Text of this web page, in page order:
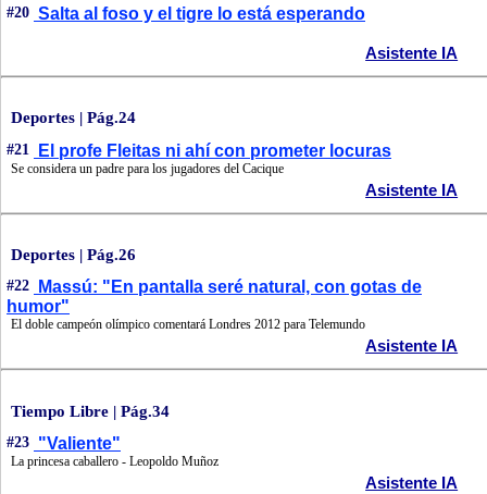
#20 Salta al foso y el tigre lo está esperando
Asistente IA
Deportes | Pág.24
#21 El profe Fleitas ni ahí con prometer locuras
Se considera un padre para los jugadores del Cacique
Asistente IA
Deportes | Pág.26
#22
Massú: "En pantalla seré natural, con gotas de
humor"
El doble campeón olímpico comentará Londres 2012 para Telemundo
Asistente IA
Tiempo Libre | Pág.34
#23 "Valiente"
La princesa caballero - Leopoldo Muñoz
Asistente IA